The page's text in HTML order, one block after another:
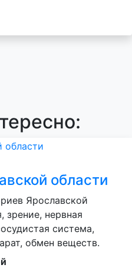
области
Ярославской
зрение, нервная
система,
обмен веществ.